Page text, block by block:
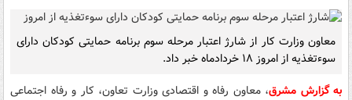
معاون وزارت کار از شارژ اعتبار مرحله سوم برنامه حمایتی کودکان دارای
سوءتغذیه از امروز ۱۸ خردادماه خبر داد.
به گزارش مشرق، معاون رفاه و اقتصادی وزارت تعاون، کار و رفاه اجتماعی